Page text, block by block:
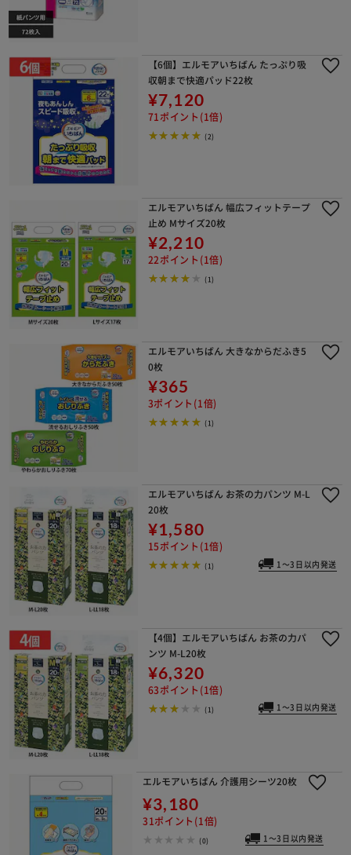
【6個】エルモアいちばん たっぷり吸
収朝まで快適パッド22枚
¥7,120
71ポイント(1倍)
(2)
エルモアいちばん 幅広フィットテープ
止め Mサイズ20枚
¥2,210
22ポイント(1倍)
(1)
エルモアいちばん 大きなからだふき5
0枚
¥365
3ポイント(1倍)
(1)
エルモアいちばん お茶の力パンツ M-L
20枚
¥1,580
15ポイント(1倍)
(1) 1～3日以内発送
【4個】エルモアいちばん お茶の力パ
ンツ M-L20枚
¥6,320
63ポイント(1倍)
(1) 1～3日以内発送
エルモアいちばん 介護用シーツ20枚
¥3,180
31ポイント(1倍)
(0) 1～3日以内発送